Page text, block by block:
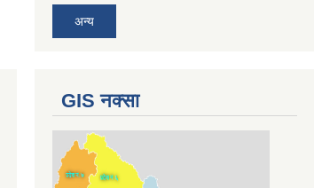
अन्य
GIS नक्सा